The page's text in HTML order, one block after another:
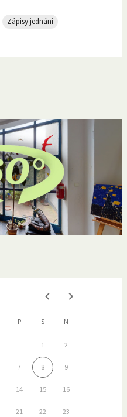
Zápisy jednání
P S N
1 2
7 8 9
14 15 16
21 22 23